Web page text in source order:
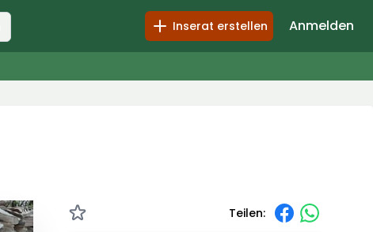
Inserat erstellen Anmelden
Teilen: